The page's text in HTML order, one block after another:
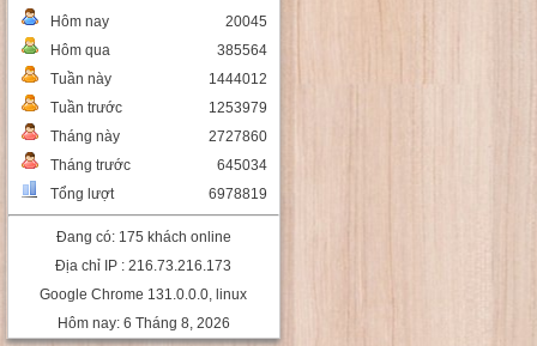
Hôm nay
20045
Hôm qua
385564
Tuần này
1444012
Tuần trước
1253979
Tháng này
2727860
Tháng trước
645034
Tổng lượt
6978819
Đang có: 175 khách online
Địa chỉ IP : 216.73.216.173
Google Chrome 131.0.0.0, linux
Hôm nay: 6 Tháng 8, 2026